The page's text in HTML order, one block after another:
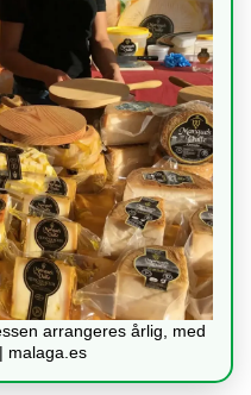
arrangeres årlig, med
malaga.es